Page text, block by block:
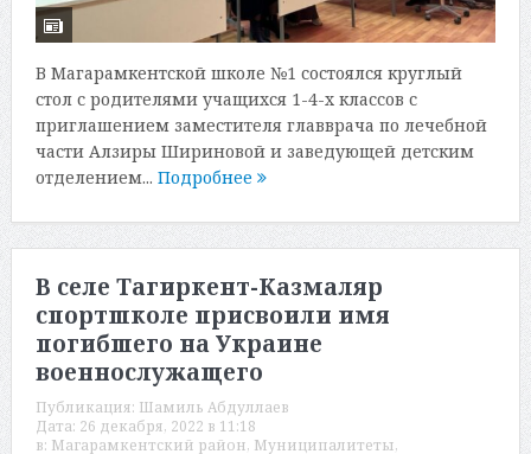
В Магарамкентской школе №1 состоялся круглый
стол с родителями учащихся 1-4-х классов с
приглашением заместителя главврача по лечебной
части Алзиры Шириновой и заведующей детским
отделением... Подробнее
В селе Тагиркент-Казмаляр
спортшколе присвоили имя
погибшего на Украине
военнослужащего
Публикация: Шамиль Абдуллаев
Дата: 26 декабря, 2022 в 11:18
в: Магарамкентский район, Муниципалитеты,